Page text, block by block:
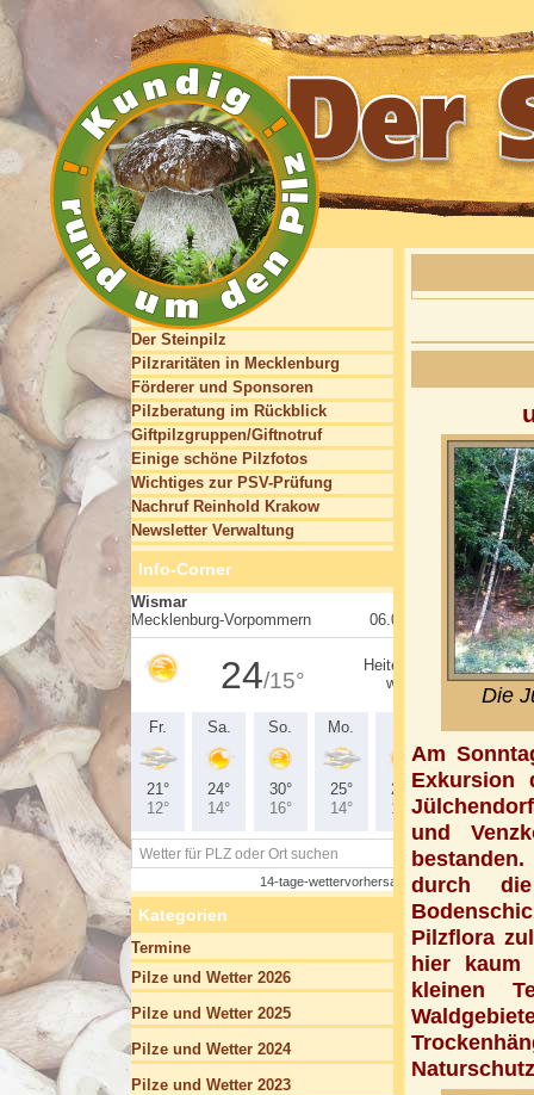
Die
Am
Exkursion
und
durch
Pilzflora
hier kaum
kleinen
Der Steinpilz
Pilzraritäten in Mecklenburg
Förderer und Sponsoren
Pilzberatung im Rückblick
Giftpilzgruppen/Giftnotruf
Einige schöne Pilzfotos
Wichtiges zur PSV-Prüfung
Nachruf Reinhold Krakow
Newsletter Verwaltung
Info-Corner
Kategorien
Termine
Pilze und Wetter 2026
Pilze und Wetter 2025
Pilze und Wetter 2024
Pilze und Wetter 2023